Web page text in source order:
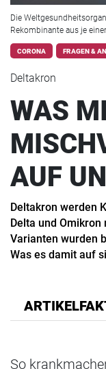
Die
Rekombinante aus je
CORONA FRAGEN &
Deltakron
WAS
AUF
Deltakron werden
Delta und
Varianten wurden
Was es damit auf
So